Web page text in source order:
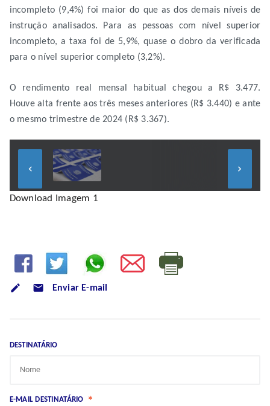
incompleto (9,4%) foi maior do que as dos demais níveis de
instrução analisados. Para as pessoas com nível superior
incompleto, a taxa foi de 5,9%, quase o dobro da verificada
para o nível superior completo (3,2%).
O rendimento real mensal habitual chegou a R$ 3.477.
Houve alta frente aos três meses anteriores (R$ 3.440) e ante
o mesmo trimestre de 2024 (R$ 3.367).
keyboard_arrow_left keyboard_arrow_right
Download Imagem 1
mode_email Enviar E-mail
DESTINATÁRIO
E-MAIL DESTINATÁRIO *